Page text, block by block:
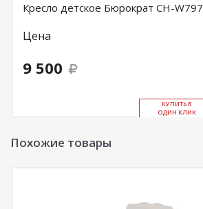
Кресло детское Бюрократ CH-W797
Цена
9 500
КУ­ПИТЬ В
ОДИН КЛИК
Похожие товары